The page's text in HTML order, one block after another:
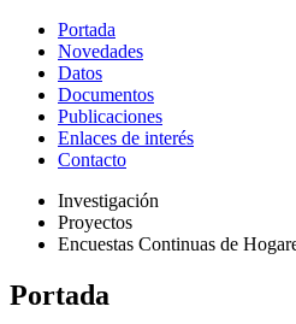
Portada
Novedades
Datos
Documentos
Publicaciones
Enlaces de interés
Contacto
Investigación
Proyectos
Encuestas Continuas de
Portada